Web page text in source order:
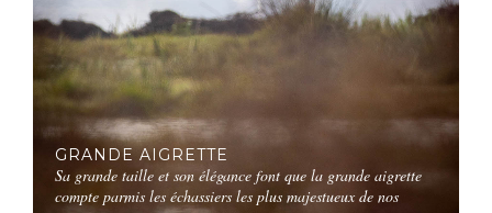
GRANDE AIGRETTE
Sa grande taille et son élégance font que la grande aigrette
compte parmis les échassiers les plus majestueux de nos